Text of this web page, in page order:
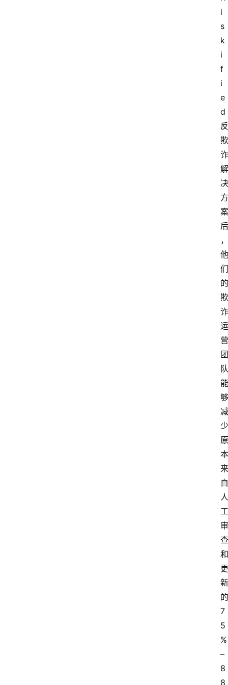
i
s
k
i
f
i
e
d
反
欺
诈
解
决
方
案
后
，
他
们
的
欺
诈
运
营
团
队
能
够
减
少
原
本
来
自
人
工
审
查
和
更
新
的
7
5
%
–
8
8